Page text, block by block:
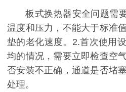
板式换热器安全问题需
温度和压力，不能大于标准
垫的老化速度。2.首次使用
均的情况，需要立即检查空
否安装不正确，通道是否堵
处理。